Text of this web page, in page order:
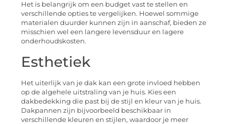
Het is belangrijk om een budget vast te stellen en
verschillende opties te vergelijken. Hoewel sommige
materialen duurder kunnen zijn in aanschaf, bieden ze
misschien wel een langere levensduur en lagere
onderhoudskosten.
Esthetiek
Het uiterlijk van je dak kan een grote invloed hebben
op de algehele uitstraling van je huis. Kies een
dakbedekking die past bij de stijl en kleur van je huis.
Dakpannen zijn bijvoorbeeld beschikbaar in
verschillende kleuren en stijlen, waardoor je meer